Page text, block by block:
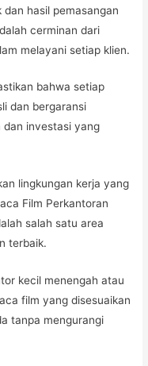
hasil pemasangan
cerminan dari
melayani setiap klien.
bahwa setiap
dan bergaransi
dan investasi yang
lingkungan kerja yang
Film Perkantoran
salah satu area
terbaik.
kecil menengah atau
film yang disesuaikan
tanpa mengurangi